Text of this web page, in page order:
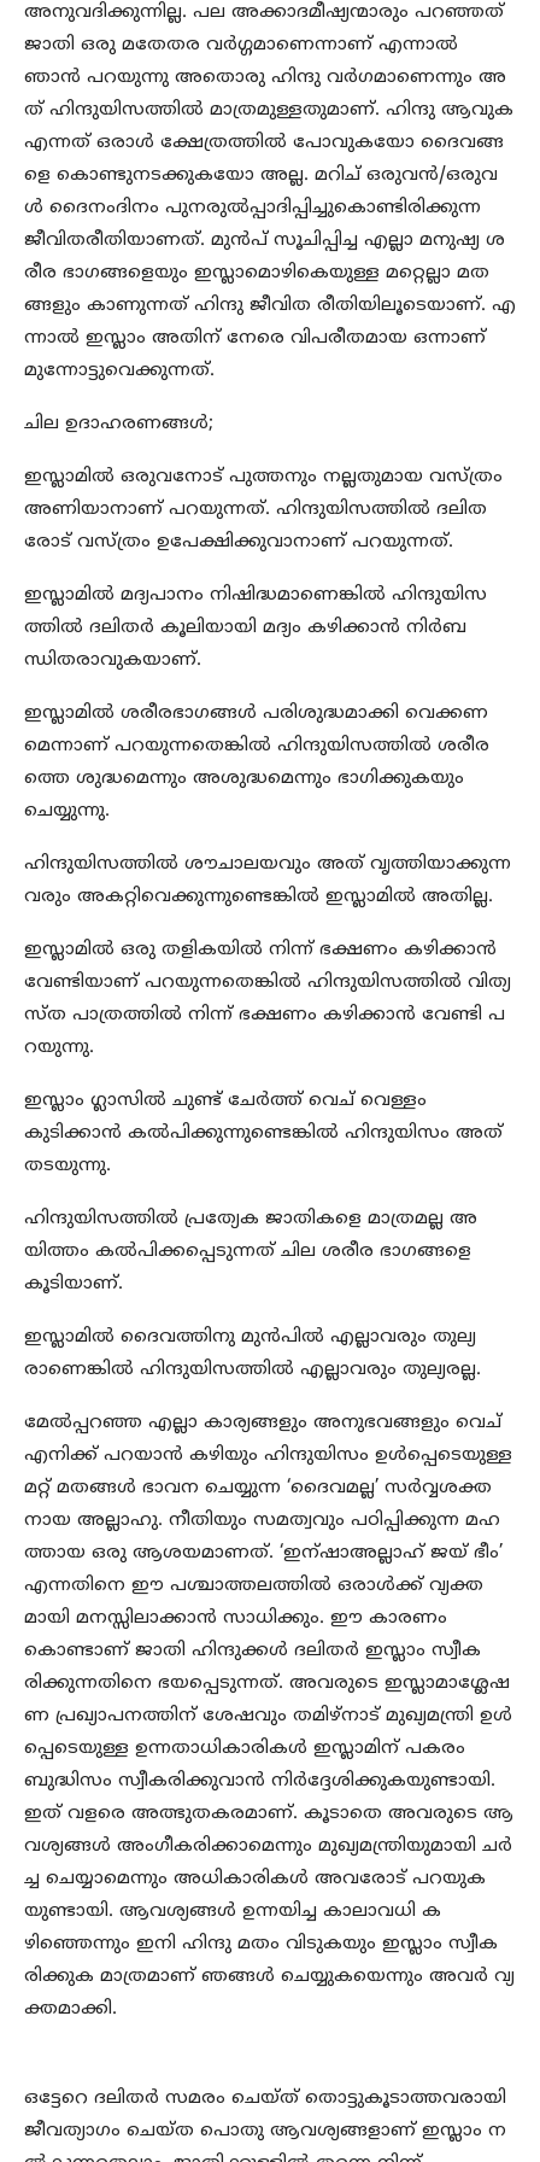
അനുവദിക്കുന്നില്ല. പല അക്കാദമീഷ്യന്മാരും പറഞ്ഞത്
ജാതി ഒരു മതേതര വർഗ്ഗമാണെന്നാണ് എന്നാൽ
ഞാൻ പറയുന്നു അതൊരു ഹിന്ദു വർഗമാണെന്നും അ
ത് ഹിന്ദുയിസത്തിൽ മാത്രമുള്ളതുമാണ്. ഹിന്ദു ആവുക
എന്നത് ഒരാൾ ക്ഷേത്രത്തിൽ പോവുകയോ ദൈവങ്ങ
ളെ കൊണ്ടുനടക്കുകയോ അല്ല. മറിച് ഒരുവൻ/ഒരുവ
ൾ ദൈനംദിനം പുനരുൽപ്പാദിപ്പിച്ചുകൊണ്ടിരിക്കുന്ന
ജീവിതരീതിയാണത്. മുൻപ് സൂചിപ്പിച്ച എല്ലാ മനുഷ്യ ശ
രീര ഭാഗങ്ങളെയും ഇസ്ലാമൊഴികെയുള്ള മറ്റെല്ലാ മത
ങ്ങളും കാണുന്നത് ഹിന്ദു ജീവിത രീതിയിലൂടെയാണ്. എ
ന്നാൽ ഇസ്ലാം അതിന് നേരെ വിപരീതമായ ഒന്നാണ്
മുന്നോട്ടുവെക്കുന്നത്.
ചില ഉദാഹരണങ്ങൾ;
ഇസ്ലാമിൽ ഒരുവനോട് പുത്തനും നല്ലതുമായ വസ്ത്രം
അണിയാനാണ് പറയുന്നത്. ഹിന്ദുയിസത്തിൽ ദലിത
രോട് വസ്ത്രം ഉപേക്ഷിക്കുവാനാണ് പറയുന്നത്.
ഇസ്ലാമിൽ മദ്യപാനം നിഷിദ്ധമാണെങ്കിൽ ഹിന്ദുയിസ
ത്തിൽ ദലിതർ കൂലിയായി മദ്യം കഴിക്കാൻ നിർബ
ന്ധിതരാവുകയാണ്.
ഇസ്ലാമിൽ ശരീരഭാഗങ്ങൾ പരിശുദ്ധമാക്കി വെക്കണ
മെന്നാണ് പറയുന്നതെങ്കിൽ ഹിന്ദുയിസത്തിൽ ശരീര
ത്തെ ശുദ്ധമെന്നും അശുദ്ധമെന്നും ഭാഗിക്കുകയും
ചെയ്യുന്നു.
ഹിന്ദുയിസത്തിൽ ശൗചാലയവും അത് വൃത്തിയാക്കുന്ന
വരും അകറ്റിവെക്കുന്നുണ്ടെങ്കിൽ ഇസ്ലാമിൽ അതില്ല.
ഇസ്ലാമിൽ ഒരു തളികയിൽ നിന്ന് ഭക്ഷണം കഴിക്കാൻ
വേണ്ടിയാണ് പറയുന്നതെങ്കിൽ ഹിന്ദുയിസത്തിൽ വിത്യ
സ്ത പാത്രത്തിൽ നിന്ന് ഭക്ഷണം കഴിക്കാൻ വേണ്ടി പ
റയുന്നു.
ഇസ്ലാം ഗ്ലാസിൽ ചുണ്ട് ചേർത്ത് വെച് വെള്ളം
കുടിക്കാൻ കൽപിക്കുന്നുണ്ടെങ്കിൽ ഹിന്ദുയിസം അത്
തടയുന്നു.
ഹിന്ദുയിസത്തിൽ പ്രത്യേക ജാതികളെ മാത്രമല്ല അ
യിത്തം കൽപിക്കപ്പെടുന്നത് ചില ശരീര ഭാഗങ്ങളെ
കൂടിയാണ്.
ഇസ്ലാമിൽ ദൈവത്തിനു മുൻപിൽ എല്ലാവരും തുല്യ
രാണെങ്കിൽ ഹിന്ദുയിസത്തിൽ എല്ലാവരും തുല്യരല്ല.
മേൽപ്പറഞ്ഞ എല്ലാ കാര്യങ്ങളും അനുഭവങ്ങളും വെച്
എനിക്ക് പറയാൻ കഴിയും ഹിന്ദുയിസം ഉൾപ്പെടെയുള്ള
മറ്റ് മതങ്ങൾ ഭാവന ചെയ്യുന്ന ‘ദൈവമല്ല’ സർവ്വശക്ത
നായ അല്ലാഹു. നീതിയും സമത്വവും പഠിപ്പിക്കുന്ന മഹ
ത്തായ ഒരു ആശയമാണത്. ‘ഇന്ഷാഅല്ലാഹ് ജയ് ഭീം’
എന്നതിനെ ഈ പശ്ചാത്തലത്തിൽ ഒരാൾക്ക് വ്യക്ത
മായി മനസ്സിലാക്കാൻ സാധിക്കും. ഈ കാരണം
കൊണ്ടാണ് ജാതി ഹിന്ദുക്കൾ ദലിതർ ഇസ്ലാം സ്വീക
രിക്കുന്നതിനെ ഭയപ്പെടുന്നത്. അവരുടെ ഇസ്ലാമാശ്ലേഷ
ണ പ്രഖ്യാപനത്തിന് ശേഷവും തമിഴ്നാട് മുഖ്യമന്ത്രി ഉൾ
പ്പെടെയുള്ള ഉന്നതാധികാരികൾ ഇസ്ലാമിന് പകരം
ബുദ്ധിസം സ്വീകരിക്കുവാൻ നിർദ്ദേശിക്കുകയുണ്ടായി.
ഇത് വളരെ അത്ഭുതകരമാണ്. കൂടാതെ അവരുടെ ആ
വശ്യങ്ങൾ അംഗീകരിക്കാമെന്നും മുഖ്യമന്ത്രിയുമായി ചർ
ച്ച ചെയ്യാമെന്നും അധികാരികൾ അവരോട് പറയുക
യുണ്ടായി. ആവശ്യങ്ങൾ ഉന്നയിച്ച കാലാവധി ക
ഴിഞ്ഞെന്നും ഇനി ഹിന്ദു മതം വിടുകയും ഇസ്ലാം സ്വീക
രിക്കുക മാത്രമാണ് ഞങ്ങൾ ചെയ്യുകയെന്നും അവർ വ്യ
ക്തമാക്കി.
ഒട്ടേറെ ദലിതർ സമരം ചെയ്ത് തൊട്ടുകൂടാത്തവരായി
ജീവത്യാഗം ചെയ്ത പൊതു ആവശ്യങ്ങളാണ് ഇസ്ലാം ന